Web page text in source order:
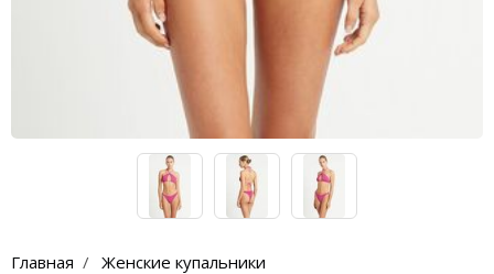
Главная
Женские купальники